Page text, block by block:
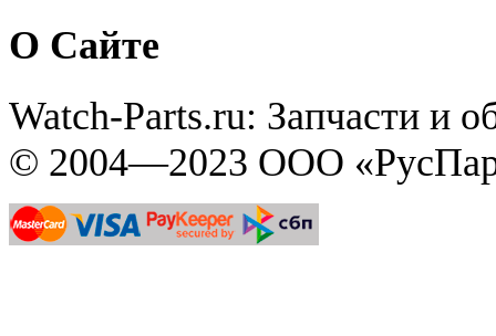
О Сайте
Watch-Parts.ru: Запчасти и
© 2004—2023 ООО